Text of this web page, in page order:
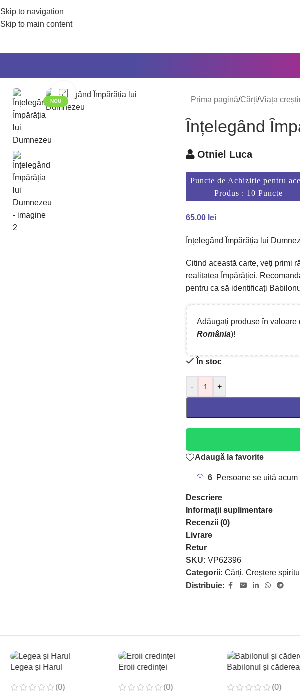
Skip to navigation
Skip to main content
NOU
Mărește imaginea
Prima pagină/Cărți/Viața
Înțelegând
Otniel Luca
Puncte de Achiziție pentru
Produs : 10 Puncte
65.00 lei
Înțelegând Împărăția lui
Citind această carte, veți primi
realitatea mpărăției.
pentru ca să identificați
Adăugați produse în valoare
România)!
În stoc
- +
Adaugă la favorite
6 Persoane se uită
Descriere
Informații suplimentare
Recenzii (0)
Livrare
Retur
SKU: VP62396
Categorii: Cărți, Creștere
Distribuie:
Legea și Harul
(0)
Eroii credinței
(0)
Babilonul și
(0)